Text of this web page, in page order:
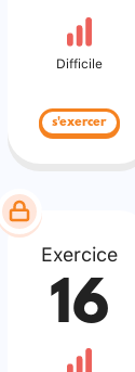
Difficile
s'exercer
Exercice
16